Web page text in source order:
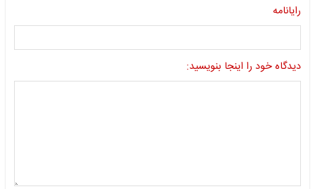
رایانامه
دیدگاه خود را اینجا بنویسید: